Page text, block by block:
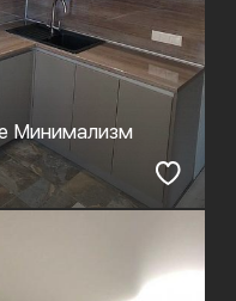
Минимализм